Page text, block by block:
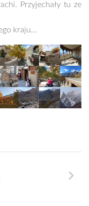
Przyjechały tu ze
kraju…